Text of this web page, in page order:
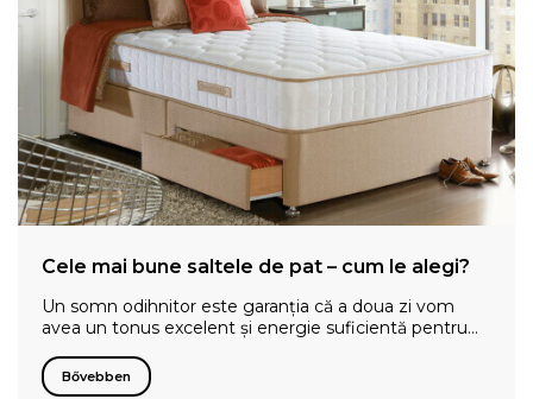
Cele mai bune saltele de pat – cum le alegi?
Un somn odihnitor este garanția că a doua zi vom
avea un tonus excelent și energie suficientă pentru…
Bővebben